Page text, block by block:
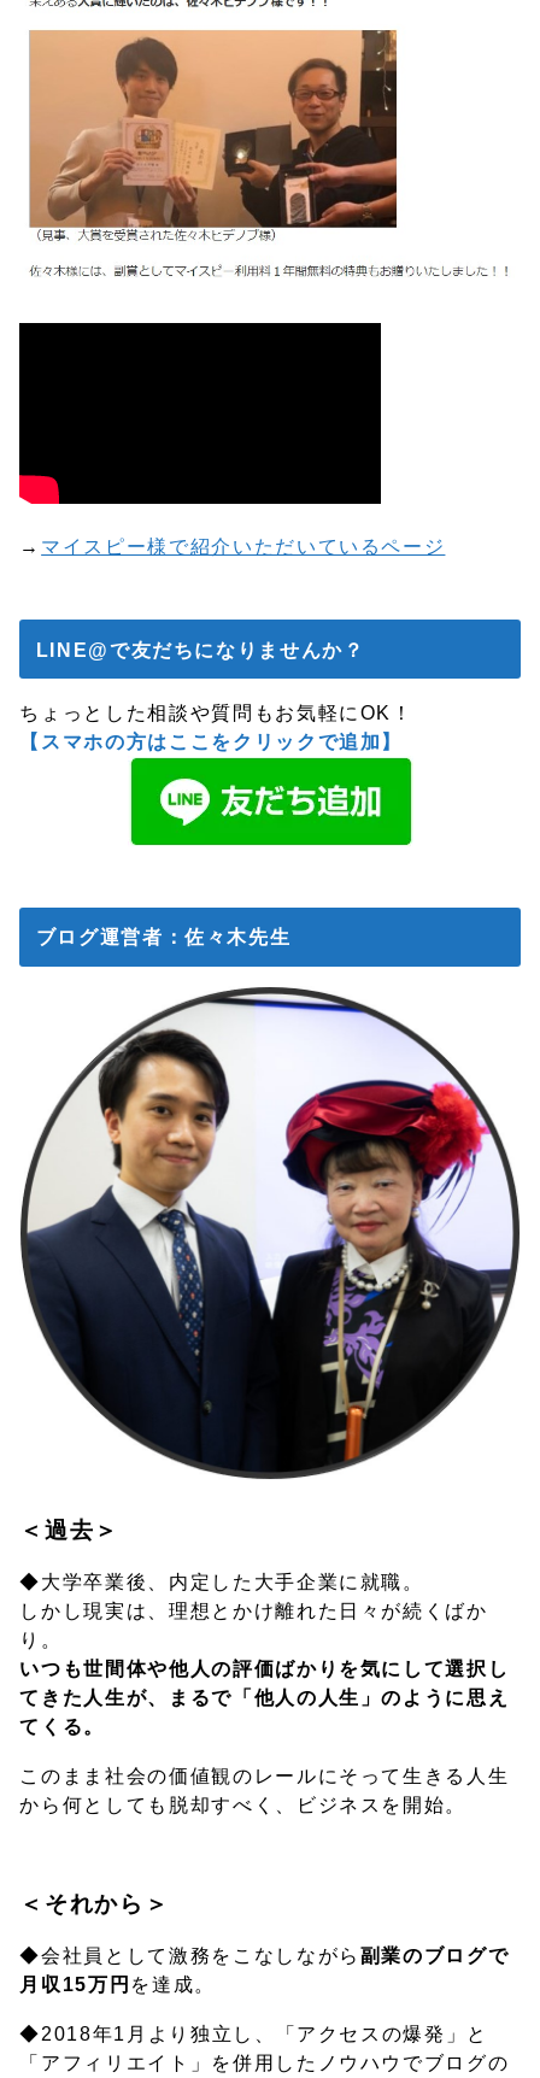
→ マイスピー様で紹介いただいているページ
LINE@で友だちになりませんか？
ちょっとした相談や質問もお気軽にOK！
【スマホの方はここをクリックで追加】
ブログ運営者：佐々木先生
＜過去＞
◆大学卒業後、内定した大手企業に就職。
しかし現実は、理想とかけ離れた日々が続くばか
り。
いつも世間体や他人の評価ばかりを気にして選択し
てきた人生が、まるで「他人の人生」のように思え
てくる。
このまま社会の価値観のレールにそって生きる人生
から何としても脱却すべく、ビジネスを開始。
＜それから＞
◆会社員として激務をこなしながら 副業のブログで
月収15万円 を達成。
◆2018年1月より独立し、「アクセスの爆発」と
「アフィリエイト」を併用したノウハウでブログの